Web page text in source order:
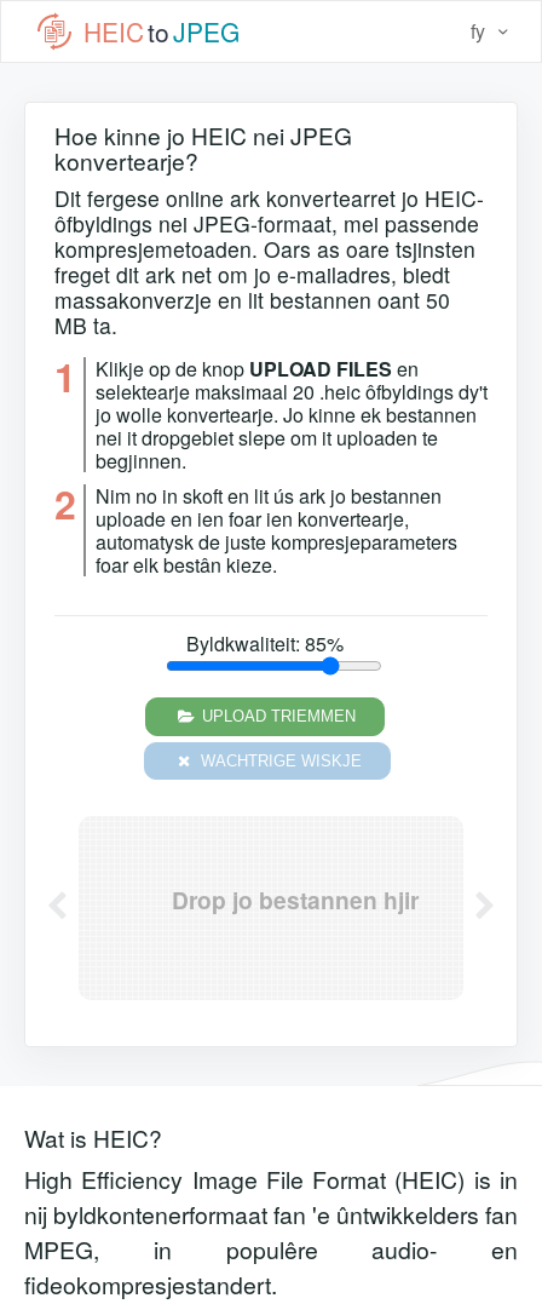
HEICtoJPEG fy
Hoe kinne jo HEIC nei JPEG
konvertearje?
Dit fergese online ark konvertearret jo HEIC-
ôfbyldings nei JPEG-formaat, mei passende
kompresjemetoaden. Oars as oare tsjinsten
freget dit ark net om jo e-mailadres, biedt
massakonverzje en lit bestannen oant 50
MB ta.
1 Klikje op de knop UPLOAD FILES en
selektearje maksimaal 20 .heic ôfbyldings dy't
jo wolle konvertearje. Jo kinne ek bestannen
nei it dropgebiet slepe om it uploaden te
begjinnen.
2
Nim no in skoft en lit ús ark jo bestannen
uploade en ien foar ien konvertearje,
automatysk de juste kompresjeparameters
foar elk bestân kieze.
Byldkwaliteit: 85%
UPLOAD TRIEMMEN
WACHTRIGE WISKJE
Drop jo bestannen hjir
Wat is HEIC?
High Efficiency Image File Format (HEIC) is in
nij byldkontenerformaat fan 'e ûntwikkelders fan
MPEG, in populêre audio- en
fideokompresjestandert.